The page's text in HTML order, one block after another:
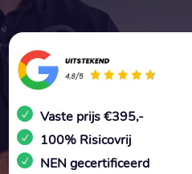
Vaste prijs €395,-
100% Risicovrij
NEN gecertificeerd